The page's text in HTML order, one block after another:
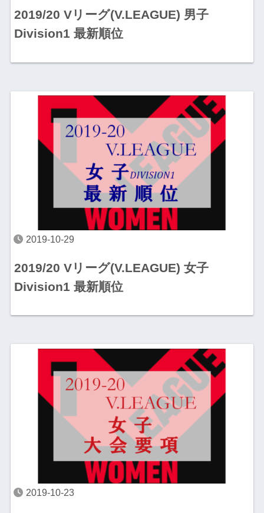
2019/20 Vリーグ(V.LEAGUE) 男子
Division1 最新順位
2019-10-29
2019/20 Vリーグ(V.LEAGUE) 女子
Division1 最新順位
2019-10-23